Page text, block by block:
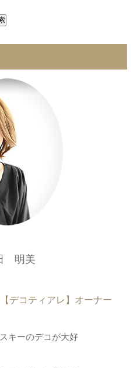
明美
デコティアレ】オーナー
キーのデコが大好